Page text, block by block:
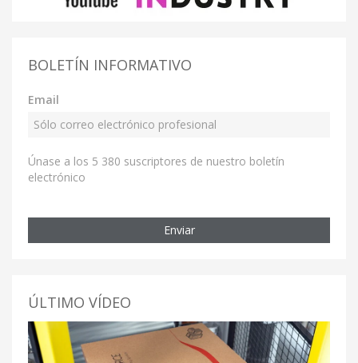
BOLETÍN INFORMATIVO
Email
Únase a los 5 380 suscriptores de nuestro boletín
electrónico
Enviar
ÚLTIMO VÍDEO